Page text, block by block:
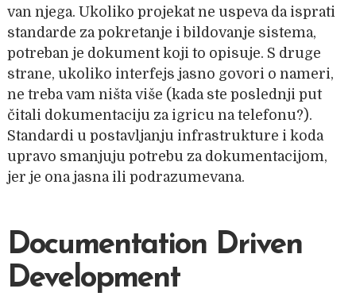
van njega. Ukoliko projekat ne uspeva da isprati
standarde za pokretanje i bildovanje sistema,
potreban je dokument koji to opisuje. S druge
strane, ukoliko interfejs jasno govori o nameri,
ne treba vam ništa više (kada ste poslednji put
čitali dokumentaciju za igricu na telefonu?).
Standardi u postavljanju infrastrukture i koda
upravo smanjuju potrebu za dokumentacijom,
jer je ona jasna ili podrazumevana.
Documentation Driven
Development